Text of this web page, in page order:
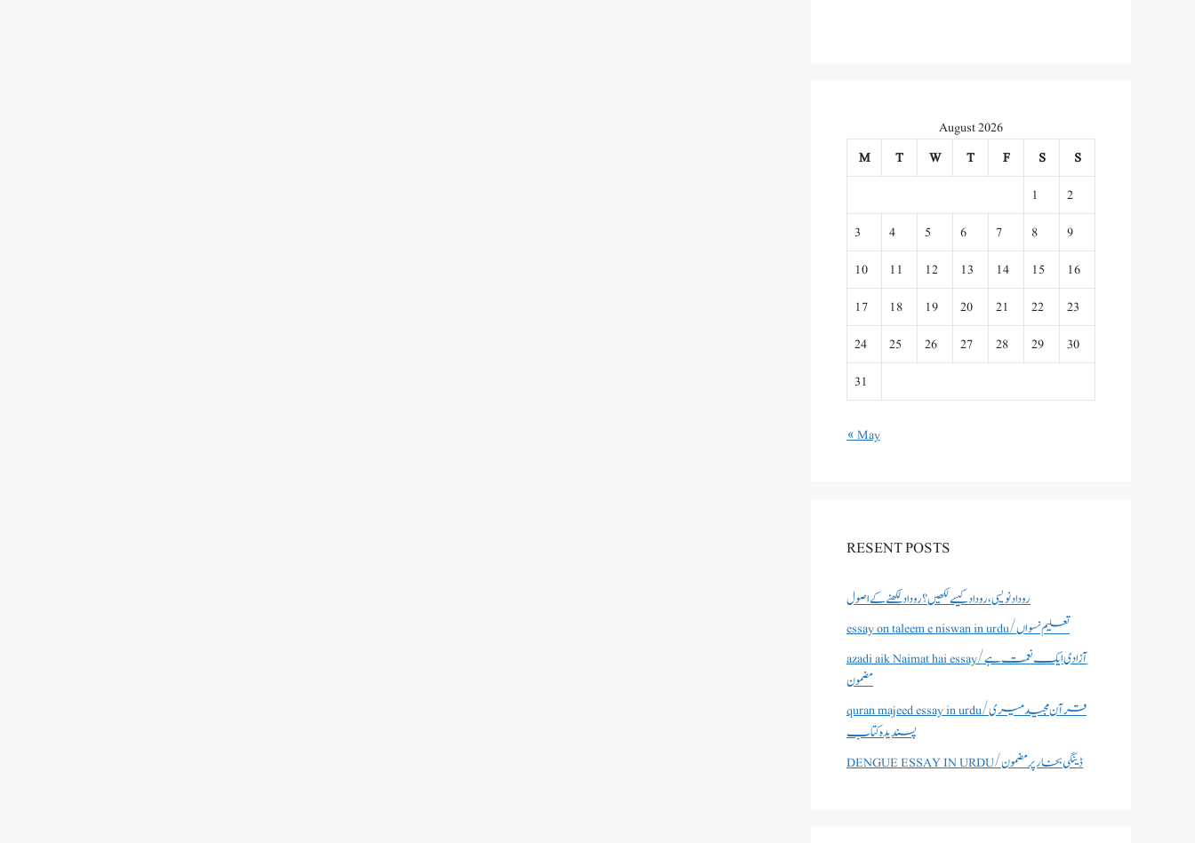
August 2026
M
T W T F S
S
1
2
3
4 5 6 7 8
9
10
11 12 13 14 15
16
17
18 19 20 21 22
23
24
25 26 27 28 29
30
31
« May
RESENT POSTS
روداد نویسی ،روداد کیسے لکھیں؟ روداد لکھنے کے اصول
essay on taleem e niswan in urdu/تعلیم نسواں
azadi aik Naimat hai essay/آزادی ایک نعمت ہے
مضمون
quran majeed essay in urdu/قرآن مجید میری
پسندیدہ کتاب
DENGUE ESSAY IN URDU/ڈینگی بخار پر مضمون